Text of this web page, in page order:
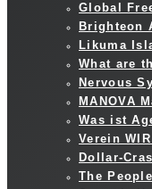
Global
Brighteon
Likuma
What are
Nervous
MANOVA
Was ist
Verein WIR
Dollar-
The